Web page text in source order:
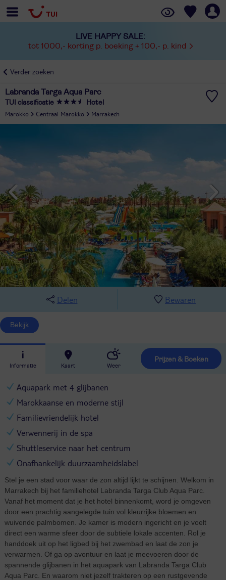
LIVE HAPPY SALE:
tot 1000,- korting p. boeking + 100,- p. kind
Verder zoeken
Labranda Targa Aqua Parc
TUI classificatie Hotel
Marokko Centraal Marokko Marrakech
Delen Bewaren
Bekijk
Informatie Kaart Weer
Prijzen & Boeken
Aquapark met 4 glijbanen
Marokkaanse en moderne stijl
Familievriendelijk hotel
Verwennerij in de spa
Shuttleservice naar het centrum
Onafhankelijk duurzaamheidslabel
Stel je een stad voor waar de zon altijd lijkt te schijnen. Welkom in
Marrakech bij het familiehotel Labranda Targa Club Aqua Parc.
Vanaf het moment dat je het hotel binnenkomt, word je omgeven
door een prachtig aangelegde tuin vol kleurrijke bloemen en
wuivende palmbomen. Je kamer is modern ingericht en je voelt
direct een warme sfeer door de subtiele lokale accenten. Rol je
handdoek uit op het ligbed bij het zwembad en laat de zon je
verwarmen. Of ga op avontuur en laat je meevoeren door de
spannende glijbanen in het aquapark van Labranda Targa Club
Aqua Parc. En waarom niet jezelf trakteren op een rustgevende